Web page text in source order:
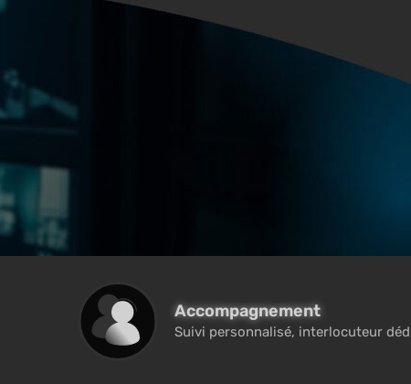
Accompagnement
Suivi personnalisé, interlocuteur dédié